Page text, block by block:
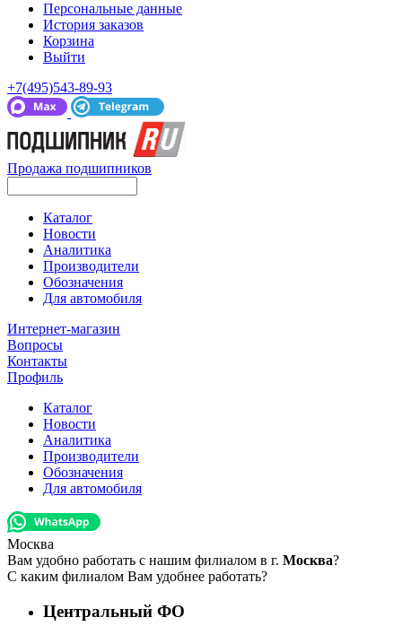
Персональные данные
История заказов
Корзина
Выйти
+7(495)543-89-93
Продажа подшипников
Каталог
Новости
Аналитика
Производители
Обозначения
Для автомобиля
Интернет-магазин
Вопросы
Контакты
Профиль
Каталог
Новости
Аналитика
Производители
Обозначения
Для автомобиля
Москва
Вам удобно работать с нашим филиалом в г. Москва?
С каким филиалом Вам удобнее работать?
Центральный ФО